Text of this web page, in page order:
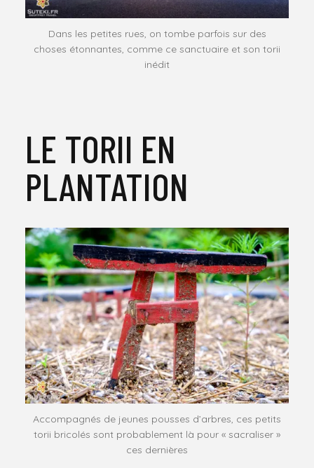
Dans les petites rues, on tombe parfois sur des
choses étonnantes, comme ce sanctuaire et son torii
inédit
LE TORII EN
PLANTATION
Accompagnés de jeunes pousses d’arbres, ces petits
torii bricolés sont probablement là pour « sacraliser »
ces dernières